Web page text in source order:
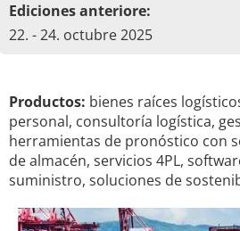
Ediciones anteriore:
22. - 24. octubre 2025
Productos: bienes raíces
personal, consultoría logística,
herramientas de pronóstico con
de almacén, servicios 4PL,
suministro, soluciones de